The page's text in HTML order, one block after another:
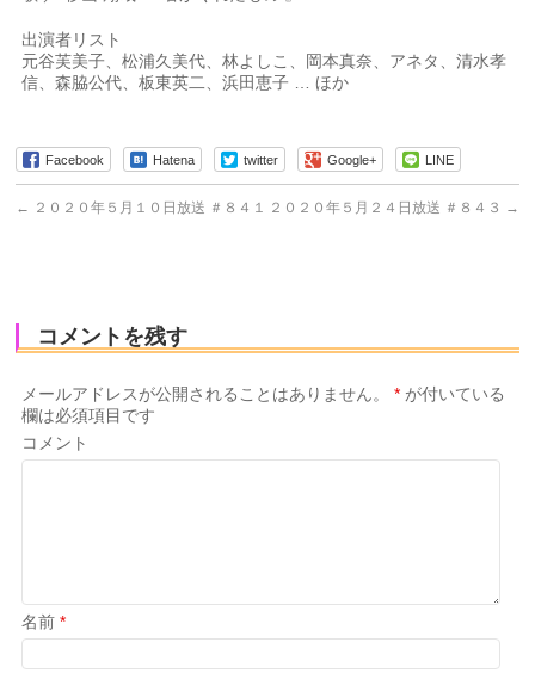
出演者リスト
元谷芙美子、松浦久美代、林よしこ、岡本真奈、アネタ、清水孝
信、森脇公代、板東英二、浜田恵子 … ほか
Facebook Hatena twitter Google+ LINE
← ２０２０年５月１０日放送 ＃８４１ ２０２０年５月２４日放送 ＃８４３ →
コメントを残す
メールアドレスが公開されることはありません。 * が付いている
欄は必須項目です
コメント
名前*